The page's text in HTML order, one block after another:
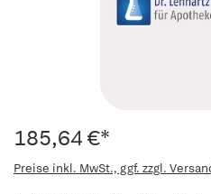
185,64 €*
Preise inkl. MwSt., ggf. zzgl.